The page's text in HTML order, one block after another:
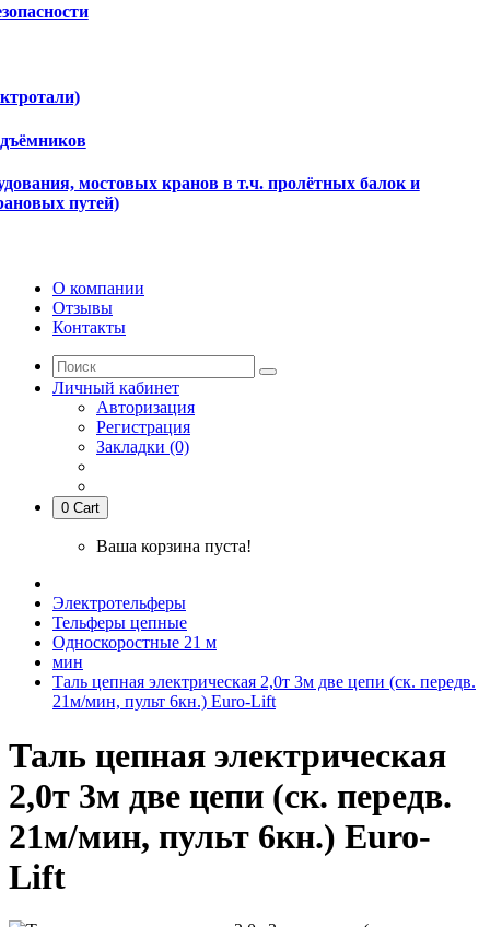
мостовых кранов в т.ч. пролётных балок и
путей)
О компании
Отзывы
Контакты
Личный кабинет
Авторизация
Регистрация
Закладки (0)
0 Cart
Ваша корзина пуста!
Электротельферы
Тельферы цепные
Односкоростные 21 м
мин
Таль цепная электрическая 2,0т 3м две цепи (ск. передв.
21м/мин, пульт 6кн.) Euro-Lift
Таль цепная электрическая
2,0т 3м две цепи (ск. передв.
21м/мин, пульт 6кн.) Euro-
Lift